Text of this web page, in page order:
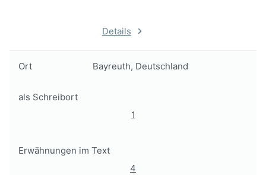
Details
Ort Bayreuth, Deutschland
als Schreibort
1
Erwähnungen im Text
4